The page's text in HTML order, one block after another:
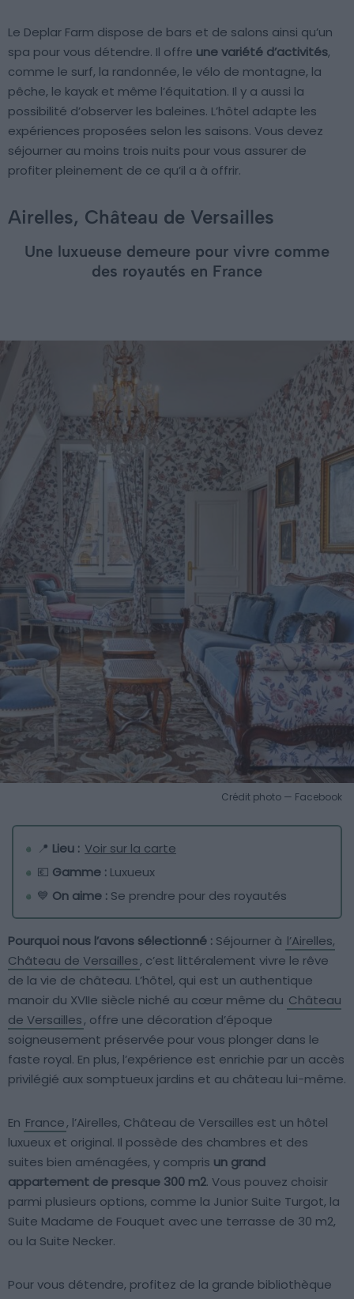
Le Deplar Farm dispose de bars et de salons ainsi qu’un
spa pour vous détendre. Il offre une variété d’activités,
comme le surf, la randonnée, le vélo de montagne, la
pêche, le kayak et même l’équitation. Il y a aussi la
possibilité d’observer les baleines. L’hôtel adapte les
expériences proposées selon les saisons. Vous devez
séjourner au moins trois nuits pour vous assurer de
profiter pleinement de ce qu’il a à offrir.
Airelles, Château de Versailles
Une luxueuse demeure pour vivre comme
des royautés en France
Crédit photo — Facebook
📍 Lieu : Voir sur la carte
💶 Gamme : Luxueux
💙 On aime : Se prendre pour des royautés
Pourquoi nous l’avons sélectionné : Séjourner à l’Airelles,
Château de Versailles, c’est littéralement vivre le rêve
de la vie de château. L’hôtel, qui est un authentique
manoir du XVIIe siècle niché au cœur même du Château
de Versailles, offre une décoration d’époque
soigneusement préservée pour vous plonger dans le
faste royal. En plus, l’expérience est enrichie par un accès
privilégié aux somptueux jardins et au château lui-même.
En France, l’Airelles, Château de Versailles est un hôtel
luxueux et original. Il possède des chambres et des
suites bien aménagées, y compris un grand
appartement de presque 300 m2. Vous pouvez choisir
parmi plusieurs options, comme la Junior Suite Turgot, la
Suite Madame de Fouquet avec une terrasse de 30 m2,
ou la Suite Necker.
Pour vous détendre, profitez de la grande bibliothèque